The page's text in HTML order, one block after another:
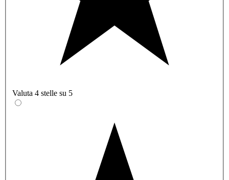
Valuta 4 stelle su 5